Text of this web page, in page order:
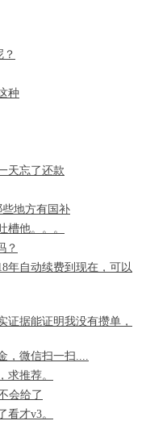
种
天忘了还款
地方有国补
槽他。。。
？
年自动续费到现在，可以
证据能证明我没有攒单，
，微信扫一扫....
求推荐。
会给了
看才v3。